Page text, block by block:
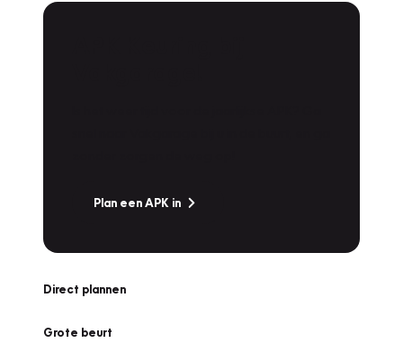
Plan een APK in
Direct plannen
Grote beurt